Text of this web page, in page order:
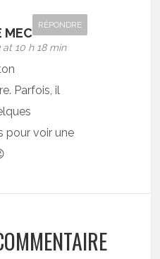
MEC
at 10 h 18 min
RÉPONDRE
Parfois, il
pour voir une